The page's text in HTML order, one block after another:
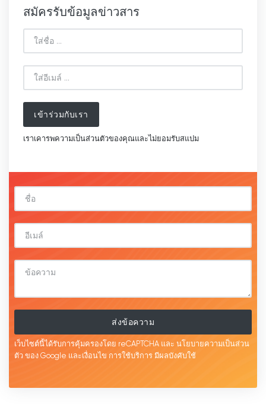
สมัครรับข้อมูลข่าวสาร
เข้าร่วมกับเรา
เราเคารพความเป็นส่วนตัวของคุณและไม่ยอมรับสแปม
ส่งข้อความ
เว็บไซต์นี้ได้รับการคุ้มครองโดย reCAPTCHA และ นโยบายความเป็นส่วน
ตัว ของ Google และเงื่อนไข การใช้บริการ มีผลบังคับใช้